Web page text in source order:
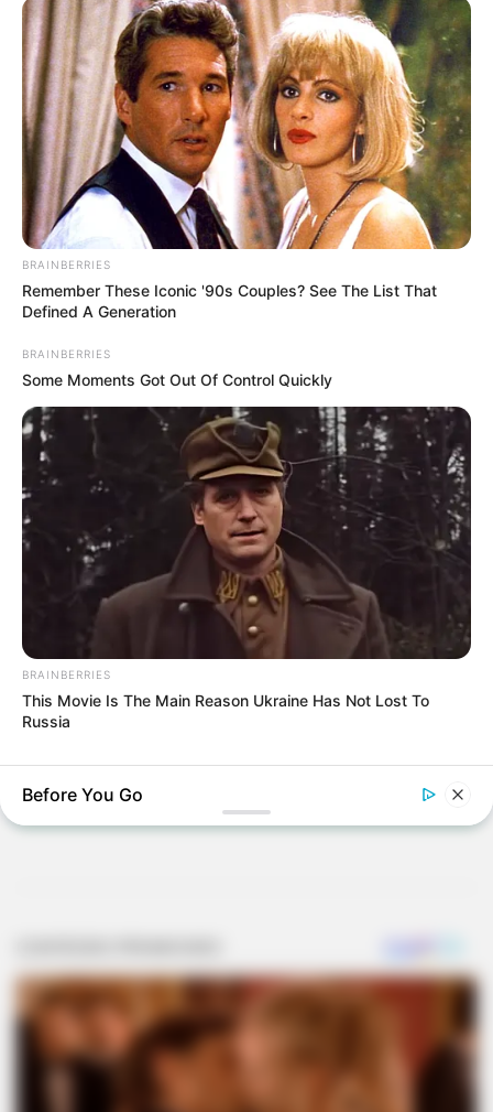
Participe do nosso grupo do
notícias de Paraguaçu Paulista e região
Clique aqui para entrar no grupo
BRAINBERRIES
Remember These Iconic '90s Couples? See The List That
Defined A Generation
BRAINBERRIES
Some Moments Got Out Of Control Quickly
BRAINBERRIES
This Movie Is The Main Reason Ukraine Has Not Lost To
Russia
It's The End Of The Road: The Worst TV Series Finales Of All
Time